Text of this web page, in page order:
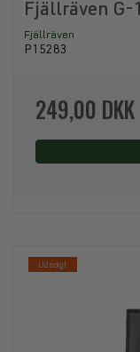
Fjällräven G-
Fjällräven
P15283
249,00 DKK
Udsolgt